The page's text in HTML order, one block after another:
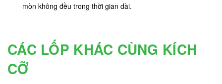
mòn không đều trong thời gian dài.
CÁC LỐP KHÁC CÙNG KÍCH
CỠ